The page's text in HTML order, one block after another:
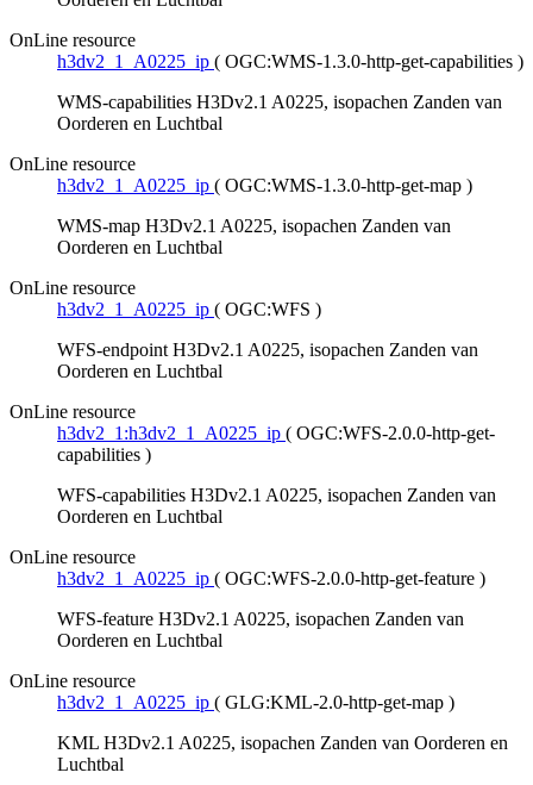
OnLine resource
h3dv2_1_A0225_ip ( OGC:WMS-1.3.0-http-get-capabilities )
WMS-capabilities H3Dv2.1 A0225, isopachen Zanden van
Oorderen en Luchtbal
OnLine resource
h3dv2_1_A0225_ip ( OGC:WMS-1.3.0-http-get-map )
WMS-map H3Dv2.1 A0225, isopachen Zanden van
Oorderen en Luchtbal
OnLine resource
h3dv2_1_A0225_ip ( OGC:WFS )
WFS-endpoint H3Dv2.1 A0225, isopachen Zanden van
Oorderen en Luchtbal
OnLine resource
h3dv2_1:h3dv2_1_A0225_ip ( OGC:WFS-2.0.0-http-get-
capabilities )
WFS-capabilities H3Dv2.1 A0225, isopachen Zanden van
Oorderen en Luchtbal
OnLine resource
h3dv2_1_A0225_ip ( OGC:WFS-2.0.0-http-get-feature )
WFS-feature H3Dv2.1 A0225, isopachen Zanden van
Oorderen en Luchtbal
OnLine resource
h3dv2_1_A0225_ip ( GLG:KML-2.0-http-get-map )
KML H3Dv2.1 A0225, isopachen Zanden van Oorderen en
Luchtbal